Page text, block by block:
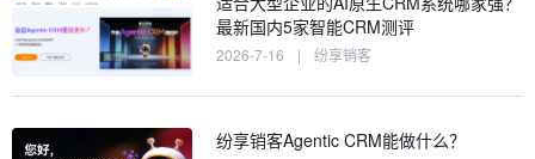
最新国内5家智能CRM测评
2026-7-16 | 纷享销客
纷享销客Agentic CRM能做什么？